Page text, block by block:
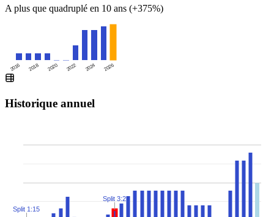
A plus que quadruplé en 10 ans (+375%)
2016 2018 2020 2022 2024 2026
Historique annuel
Split 1:15
Split 3:2